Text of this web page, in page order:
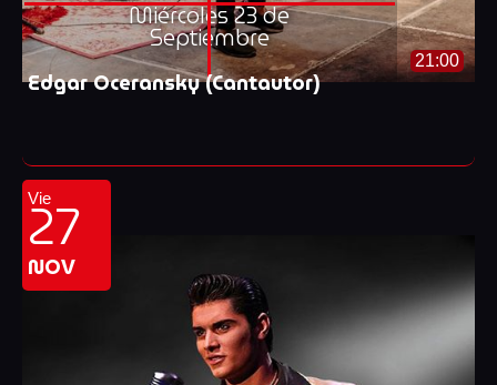
Miércoles 23 de
Septiembre
21:00
Edgar Oceransky (Cantautor)
Vie
27
NOV